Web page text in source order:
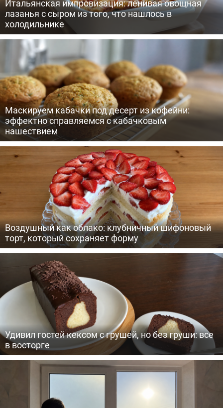
Итальянская импровизация: ленивая овощная
лазанья с сыром из того, что нашлось в
холодильнике
Маскируем кабачки под десерт из кофейни:
эффектно справляемся с кабачковым
нашествием
Воздушный как облако: клубничный шифоновый
торт, который сохраняет форму
Удивил гостей кексом с грушей, но без груши: все
в восторге